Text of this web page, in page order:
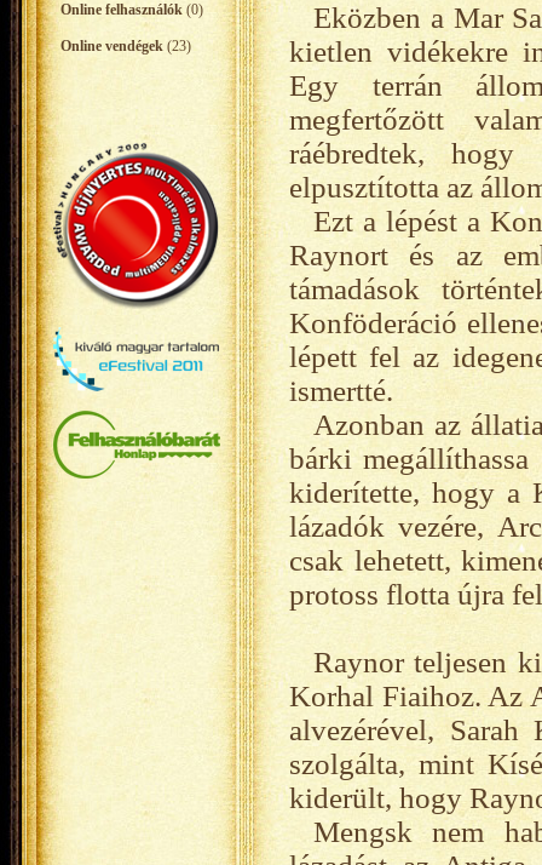
Online felhasználók (0)
Online vendégek (23)
Eközben a Mar
kietlen vidékekre
Egy terrán
megfertőzött
ráébredtek,
elpusztította az
Ezt a lépést a
Raynort és az
támadások
Konföderáció
lépett fel az
ismertté.
Azonban az
bárki
kiderítette, hogy a
lázadók vezére,
csak lehetett,
protoss flotta újra
Raynor teljesen
Korhal Fiaihoz. Az
alvezérével,
szolgálta, mint
kiderült, hogy
Mengsk nem